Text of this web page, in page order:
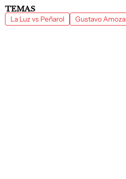
TEMAS
La Luz vs Peñarol Gustavo Amoza